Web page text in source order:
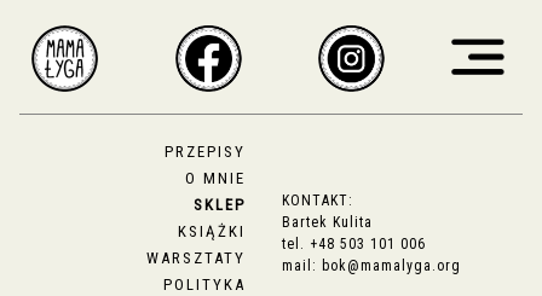
PRZEPISY
O MNIE
SKLEP
KSIĄŻKI
WARSZTATY
POLITYKA
KONTAKT:
Bartek Kulita
tel. +48 503 101 006
mail: bok@mamalyga.org